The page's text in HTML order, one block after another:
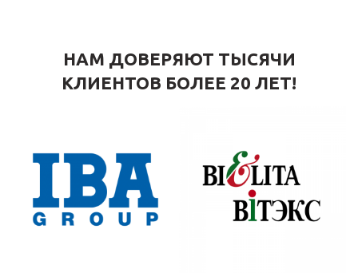
НАМ ДОВЕРЯЮТ ТЫСЯЧИ
КЛИЕНТОВ БОЛЕЕ 20 ЛЕТ!